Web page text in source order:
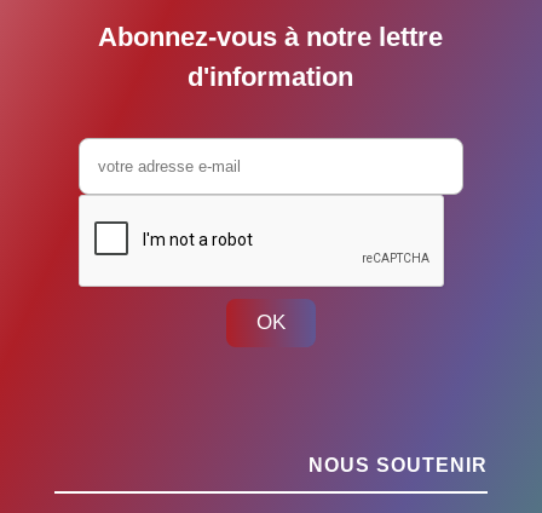
Abonnez-vous à notre lettre
d'information
OK
NOUS SOUTENIR